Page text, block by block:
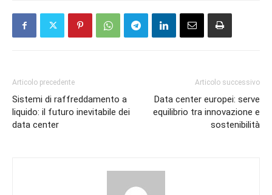
Articolo precedente
Sistemi di raffreddamento a
liquido: il futuro inevitabile dei
data center
Articolo successivo
Data center europei: serve
equilibrio tra innovazione e
sostenibilità